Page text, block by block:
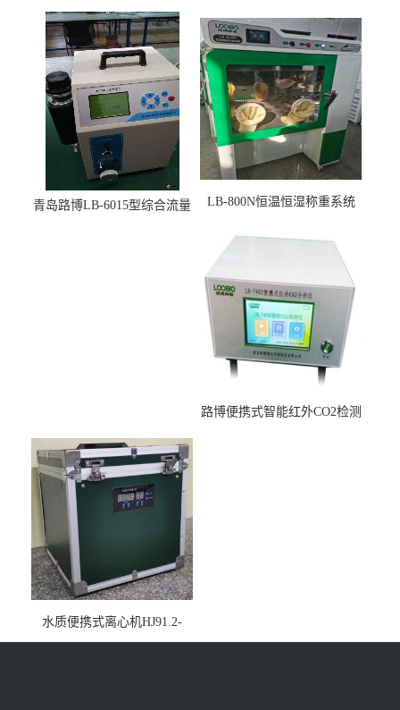
青岛路博LB-6015型综合流量
LB-800N恒温恒湿称重系统
路博便携式智能红外CO2检测
水质便携式离心机HJ91.2-
2022地表水总磷监测内置有